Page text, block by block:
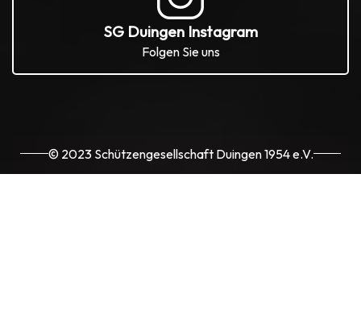
SG Duingen Instagram
Folgen Sie uns
© 2023 Schützengesellschaft Duingen 1954 e.V.